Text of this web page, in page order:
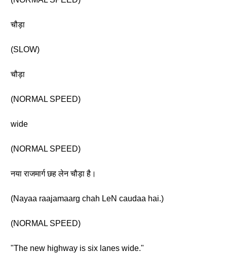
चौड़ा
(SLOW)
चौड़ा
(NORMAL SPEED)
wide
(NORMAL SPEED)
नया राजमार्ग छह लेन चौड़ा है।
(Nayaa raajamaarg chah LeN caudaa hai.)
(NORMAL SPEED)
"The new highway is six lanes wide."